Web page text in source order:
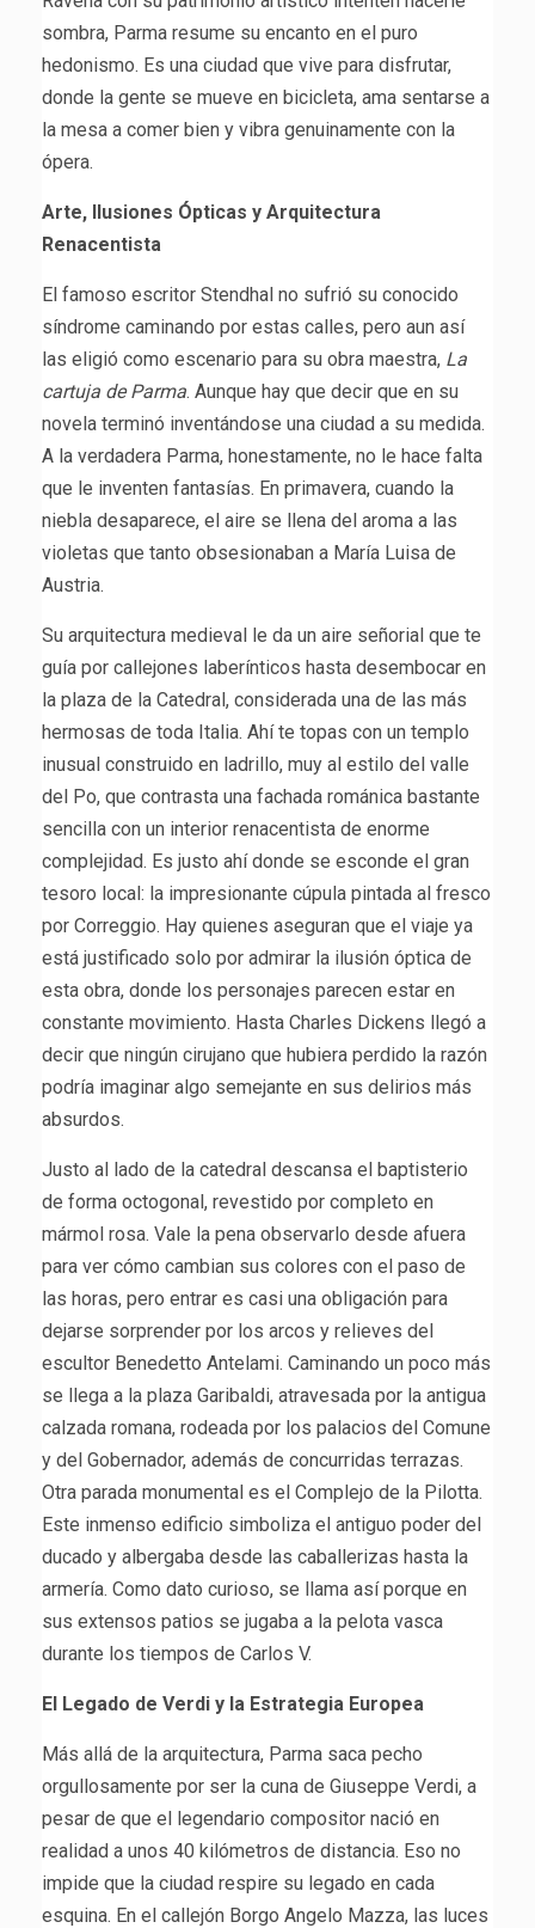
sombra, Parma resume su encanto en el puro
hedonismo. Es una ciudad que vive para disfrutar,
donde la gente se mueve en bicicleta, ama sentarse a
la mesa a comer bien y vibra genuinamente con la
ópera.
Arte, Ilusiones Ópticas y Arquitectura
Renacentista
El famoso escritor Stendhal no sufrió su conocido
síndrome caminando por estas calles, pero aun así
las eligió como escenario para su obra maestra, La
cartuja de Parma. Aunque hay que decir que en su
novela terminó inventándose una ciudad a su medida.
A la verdadera Parma, honestamente, no le hace falta
que le inventen fantasías. En primavera, cuando la
niebla desaparece, el aire se llena del aroma a las
violetas que tanto obsesionaban a María Luisa de
Austria.
Su arquitectura medieval le da un aire señorial que te
guía por callejones laberínticos hasta desembocar en
la plaza de la Catedral, considerada una de las más
hermosas de toda Italia. Ahí te topas con un templo
inusual construido en ladrillo, muy al estilo del valle
del Po, que contrasta una fachada románica bastante
sencilla con un interior renacentista de enorme
complejidad. Es justo ahí donde se esconde el gran
tesoro local: la impresionante cúpula pintada al fresco
por Correggio. Hay quienes aseguran que el viaje ya
está justificado solo por admirar la ilusión óptica de
esta obra, donde los personajes parecen estar en
constante movimiento. Hasta Charles Dickens llegó a
decir que ningún cirujano que hubiera perdido la razón
podría imaginar algo semejante en sus delirios más
absurdos.
Justo al lado de la catedral descansa el baptisterio
de forma octogonal, revestido por completo en
mármol rosa. Vale la pena observarlo desde afuera
para ver cómo cambian sus colores con el paso de
las horas, pero entrar es casi una obligación para
dejarse sorprender por los arcos y relieves del
escultor Benedetto Antelami. Caminando un poco más
se llega a la plaza Garibaldi, atravesada por la antigua
calzada romana, rodeada por los palacios del Comune
y del Gobernador, además de concurridas terrazas.
Otra parada monumental es el Complejo de la Pilotta.
Este inmenso edificio simboliza el antiguo poder del
ducado y albergaba desde las caballerizas hasta la
armería. Como dato curioso, se llama así porque en
sus extensos patios se jugaba a la pelota vasca
durante los tiempos de Carlos V.
El Legado de Verdi y la Estrategia Europea
Más allá de la arquitectura, Parma saca pecho
orgullosamente por ser la cuna de Giuseppe Verdi, a
pesar de que el legendario compositor nació en
realidad a unos 40 kilómetros de distancia. Eso no
impide que la ciudad respire su legado en cada
esquina. En el callejón Borgo Angelo Mazza, las luces